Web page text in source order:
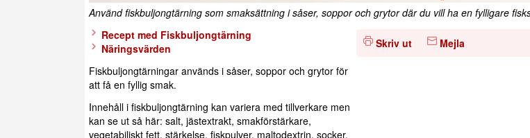
Använd fiskbuljongtärning som smaksättning i såser, soppor och grytor där du vill ha en fylligare
Skriv ut Mejla
Recept med Fiskbuljongtärning
Näringsvärden
Fiskbuljongtärningar används i såser, soppor och grytor för
att få en fyllig smak.
Innehåll i fiskbuljongtärning kan variera med tillverkare men
kan se ut så här: salt, jästextrakt, smakförstärkare,
vegetabiliskt fett, stärkelse, fiskpulver, maltodextrin, socker,